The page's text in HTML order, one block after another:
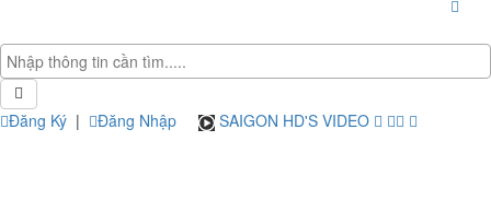
Đăng Ký | Đăng Nhập SAIGON HD'S VIDEO